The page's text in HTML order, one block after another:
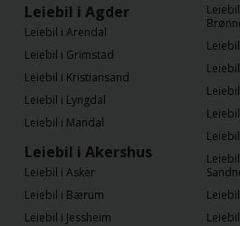
Leiebil i Agder
Leiebil i Arendal
Leiebil i Grimstad
Leiebil i Kristiansand
Leiebil i Lyngdal
Leiebil i Mandal
Leiebil i Akershus
Leiebil i Asker
Leiebil i Bærum
Leiebil i Jessheim